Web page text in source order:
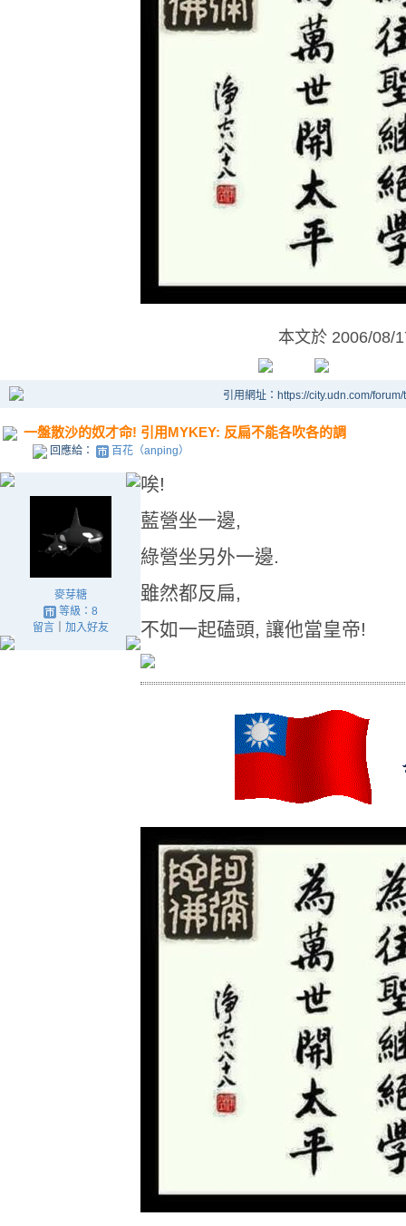
本文於 2006/08/
引用網址：https://city.udn.com/
一盤散沙的奴才命! 引用MYKEY: 反扁不能各吹各的調
回應給： 百花（anping）
麥芽糖
等級：8
留言｜ 加入好友
唉!
藍營坐一邊,
綠營坐另外一邊.
雖然都反扁,
不如一起磕頭, 讓他當皇帝!